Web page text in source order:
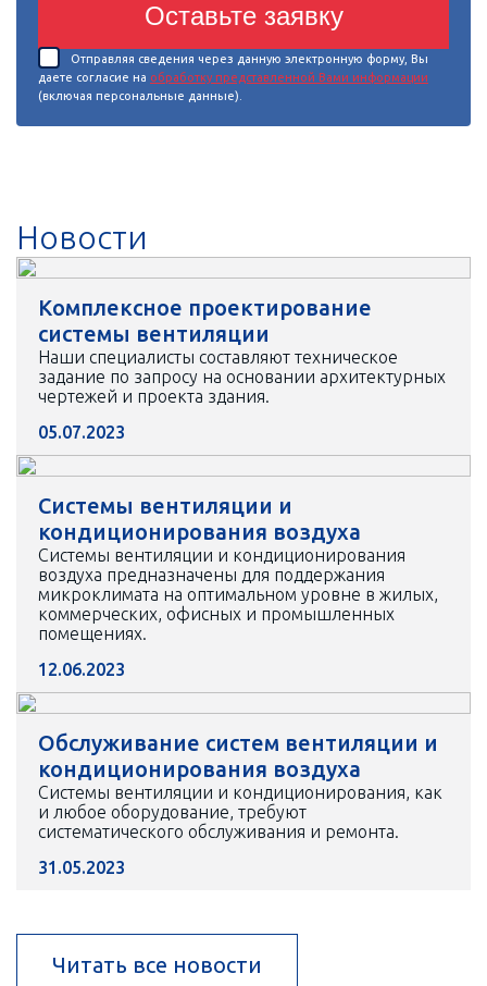
Оставьте заявку
Отправляя сведения через данную электронную форму, Вы
даете согласие на обработку представленной Вами информации
(включая персональные данные).
Новости
Комплексное проектирование
системы вентиляции
Наши специалисты составляют техническое
задание по запросу на основании архитектурных
чертежей и проекта здания.
05.07.2023
Системы вентиляции и
кондиционирования воздуха
Системы вентиляции и кондиционирования
воздуха предназначены для поддержания
микроклимата на оптимальном уровне в жилых,
коммерческих, офисных и промышленных
помещениях.
12.06.2023
Обслуживание систем вентиляции и
кондиционирования воздуха
Системы вентиляции и кондиционирования, как
и любое оборудование, требуют
систематического обслуживания и ремонта.
31.05.2023
Читать все новости